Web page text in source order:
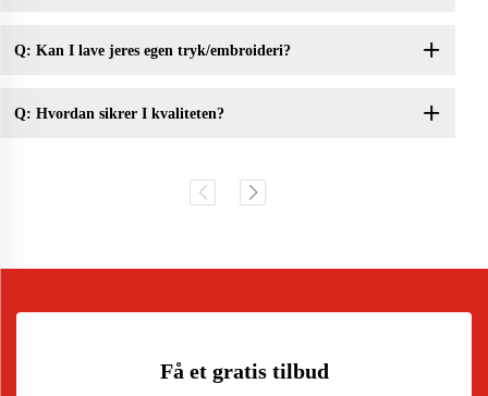
Q: Kan I lave jeres egen tryk/embroideri?
Q: Hvordan sikrer I kvaliteten?
Få et gratis tilbud